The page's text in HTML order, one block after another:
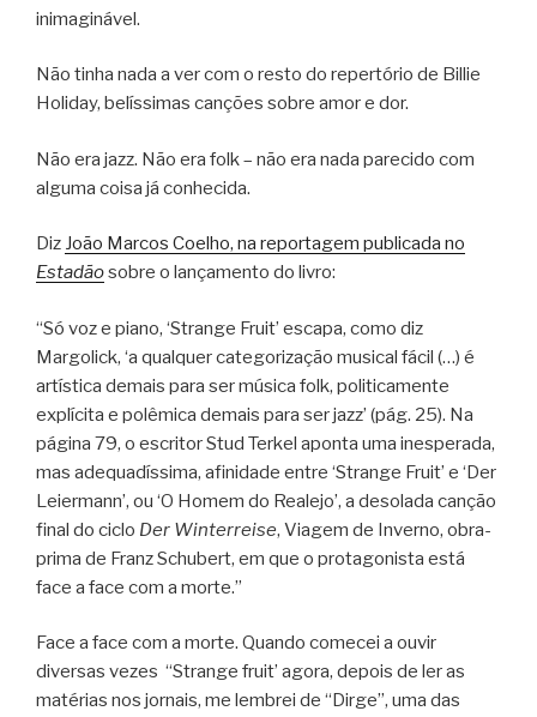
inimaginável.
Não tinha nada a ver com o resto do repertório de Billie
Holiday, belíssimas canções sobre amor e dor.
Não era jazz. Não era folk – não era nada parecido com
alguma coisa já conhecida.
Diz João Marcos Coelho, na reportagem publicada no
Estadãosobre o lançamento do livro:
“Só voz e piano, ‘Strange Fruit’ escapa, como diz
Margolick, ‘a qualquer categorização musical fácil (…) é
artística demais para ser música folk, politicamente
explícita e polêmica demais para ser jazz’ (pág. 25). Na
página 79, o escritor Stud Terkel aponta uma inesperada,
mas adequadíssima, afinidade entre ‘Strange Fruit’ e ‘Der
Leiermann’, ou ‘O Homem do Realejo’, a desolada canção
final do ciclo Der Winterreise, Viagem de Inverno, obra-
prima de Franz Schubert, em que o protagonista está
face a face com a morte.”
Face a face com a morte. Quando comecei a ouvir
diversas vezes “Strange fruit’ agora, depois de ler as
matérias nos jornais, me lembrei de “Dirge”, uma das